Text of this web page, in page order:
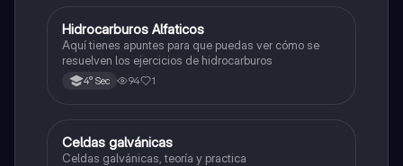
Química
Hidrocarburos Alfaticos
Aquí tienes apuntes para que puedas ver cómo se
resuelven los ejercicios de hidrocarburos
4° Sec 94 1
Química
Celdas galvánicas
Celdas galvánicas, teoría y practica